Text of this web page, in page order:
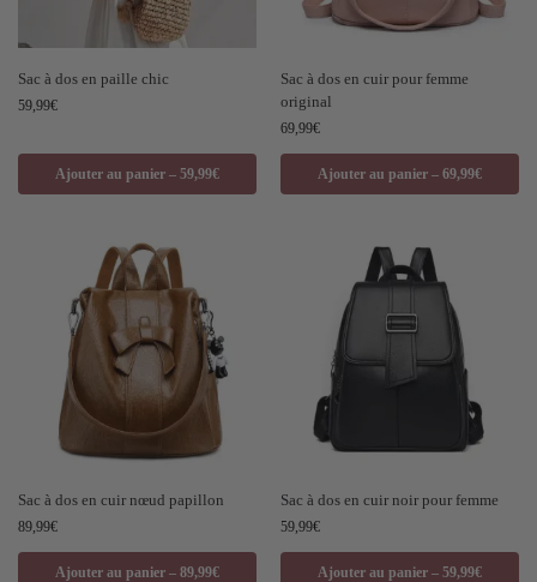
Sac à dos en paille chic
59,99€
Ajouter au panier – 59,99€
Sac à dos en cuir pour femme
original
69,99€
Ajouter au panier – 69,99€
Sac à dos en cuir nœud papillon
89,99€
Ajouter au panier – 89,99€
Sac à dos en cuir noir pour femme
59,99€
Ajouter au panier – 59,99€